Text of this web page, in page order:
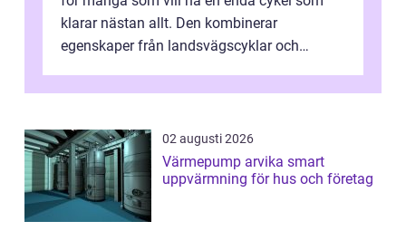
klarar nästan allt. Den kombinerar
egenskaper från landsvägscyklar och
02 augusti 2026
Värmepump arvika smart
uppvärmning för hus och företag